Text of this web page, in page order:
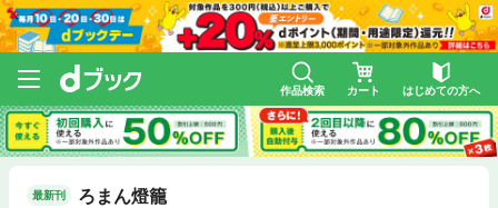
作品検索 カート はじめての方へ
最新刊 ろまん燈籠